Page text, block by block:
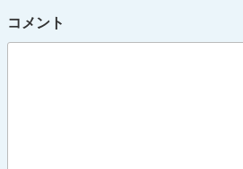
コメント